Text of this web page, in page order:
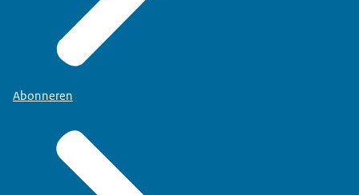
Abonneren